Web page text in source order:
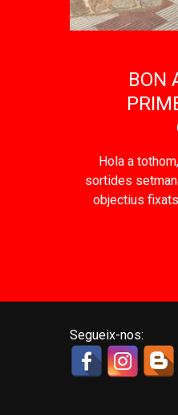
BON
Hola a
sortides
objectius
Segueix-nos: